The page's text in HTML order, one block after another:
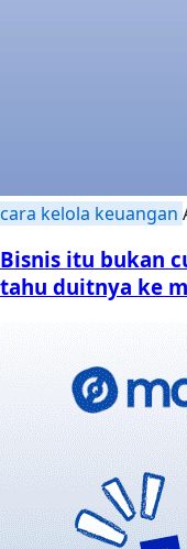
cara kelola keuangan
Bisnis itu bukan
tahu duitnya ke